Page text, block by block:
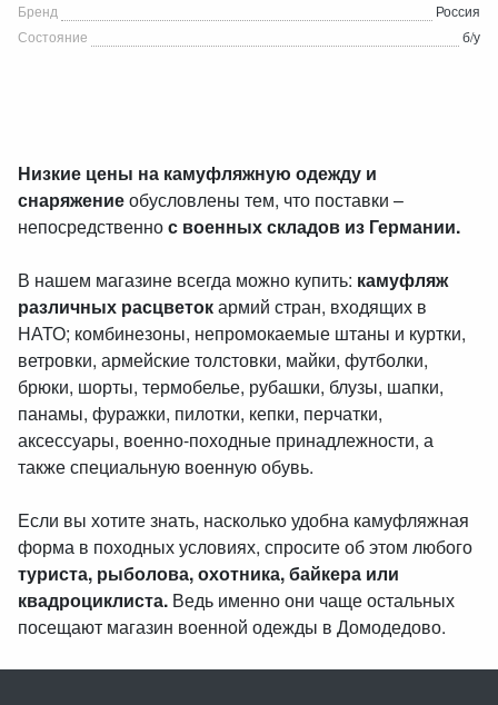
Бренд
Россия
Состояние
б/у
Низкие цены на камуфляжную одежду и
снаряжениеобусловлены тем, что поставки –
непосредственнос военных складов из Германии.
В нашем магазине всегда можно купить: камуфляж
различных расцветокармий стран, входящих в
НАТО; комбинезоны, непромокаемые штаны и куртки,
ветровки, армейские толстовки, майки, футболки,
брюки, шорты, термобелье, рубашки, блузы, шапки,
панамы, фуражки, пилотки, кепки, перчатки,
аксессуары, военно-походные принадлежности, а
также специальную военную обувь.
Если вы хотите знать, насколько удобна камуфляжная
форма в походных условиях, спросите об этом любого
туриста, рыболова, охотника, байкера или
квадроциклиста. Ведь именно они чаще остальных
посещают магазин военной одежды в Домодедово.